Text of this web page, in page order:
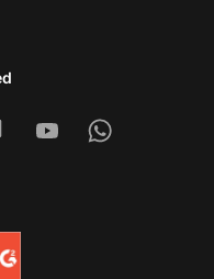
YoutubeWhatsapp